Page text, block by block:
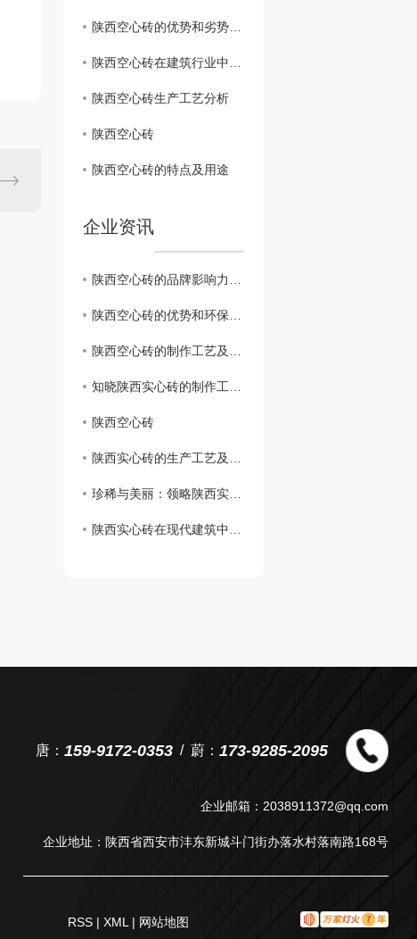
陕西空心砖的优势和劣势对比
陕西空心砖在建筑行业中的应用
陕西空心砖生产工艺分析
陕西空心砖
陕西空心砖的特点及用途
企业资讯
陕西空心砖的品牌影响力及市场前景展望
陕西空心砖的优势和环保特性解析
陕西空心砖的制作工艺及特点
知晓陕西实心砖的制作工艺与保护方法
陕西空心砖
陕西实心砖的生产工艺及特点解析
珍稀与美丽：领略陕西实心砖的独特魅力
陕西实心砖在现代建筑中的再次崛起
唐： 159-9172-0353 蔚： 173-9285-2095
企业邮箱：2038911372@qq.com
企业地址：陕西省西安市沣东新城斗门街办落水村落南路168号
RSS | XML | 网站地图